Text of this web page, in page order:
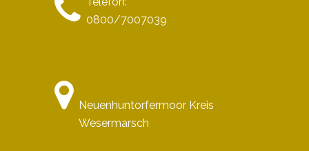
0800/7007039
Neuenhuntorfermoor Kreis
Wesermarsch